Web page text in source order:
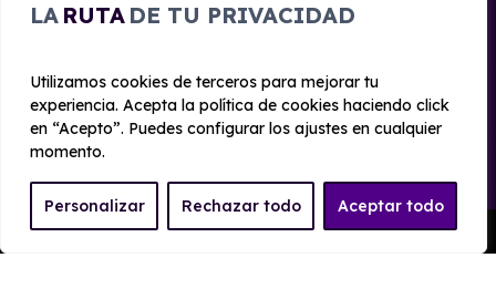
LA RUTA DE TU PRIVACIDAD
Utilizamos cookies de terceros para mejorar tu
experiencia. Acepta la política de cookies haciendo click
en “Acepto”. Puedes configurar los ajustes en cualquier
momento.
Personalizar Rechazar todo Aceptar todo
Cupra
Audi
Omoda
Skoda
Ford Todas las marcas
Aviso legal y Privacidad|Política de cookies|Términos
Pedir Presupuesto